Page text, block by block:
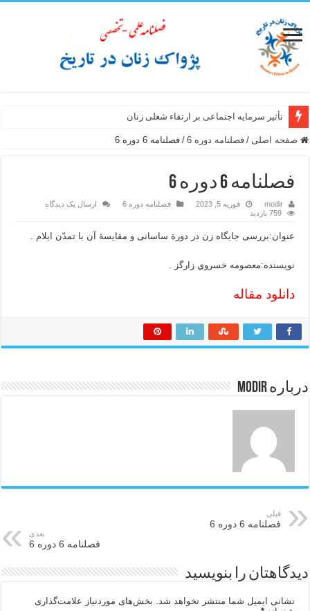
تأثیر سرمایه اجتماعی بر ارتقاء شغلی زنان
صفحه اصلی / فصلنامه دوره 6 / فصلنامه 6 دوره 6
فصلنامه 6 دوره 6
modir فوریه 5, 2023 فصلنامه دوره 6
ارسال یک دیدگاه
759 بازدید
عنوان:بررسی جایگاه زن در دورة ساسانی و مقایسۀ آن با تمدّن ایلام .
نویسنده:معصومه خسروي زارگز .
دانلود مقاله
درباره modir
قبلی
فصلنامه 6 دوره 6
بعدی
فصلنامه 6 دوره 6
دیدگاهتان را بنویسید
نشانی ایمیل شما منتشر نخواهد شد.
بخش‌های موردنیاز علامت‌گذاری